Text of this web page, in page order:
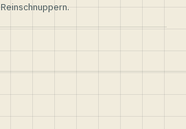
Reinschnuppern.